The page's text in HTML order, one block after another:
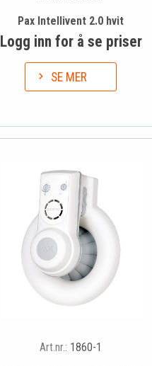
Pax Intellivent 2.0 hvit
Logg inn for å se priser
SE MER
Art.nr.: 1860-1